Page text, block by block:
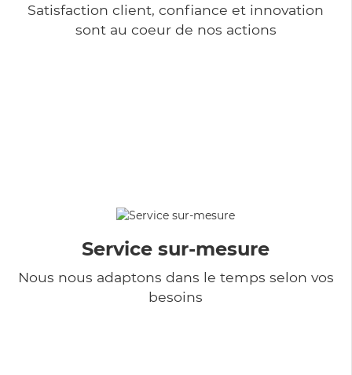
Satisfaction client, confiance et innovation
sont au coeur de nos actions
Service sur-mesure
Nous nous adaptons dans le temps selon vos
besoins